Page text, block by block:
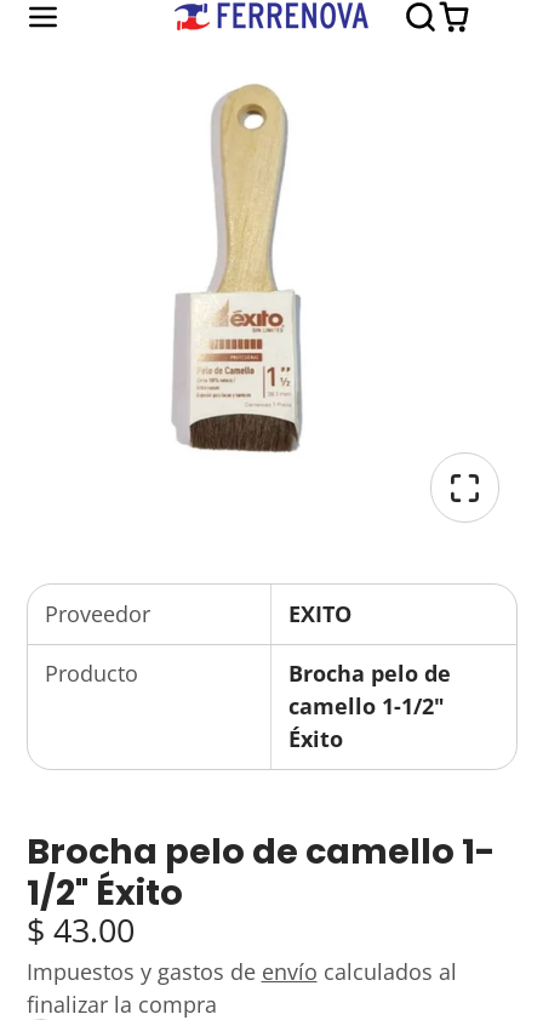
Proveedor EXITO
Producto
Brocha pelo de
camello 1-1/2"
Éxito
Brocha pelo de camello 1-
1/2" Éxito
$ 43.00
Impuestos y gastos de envío calculados al
finalizar la compra